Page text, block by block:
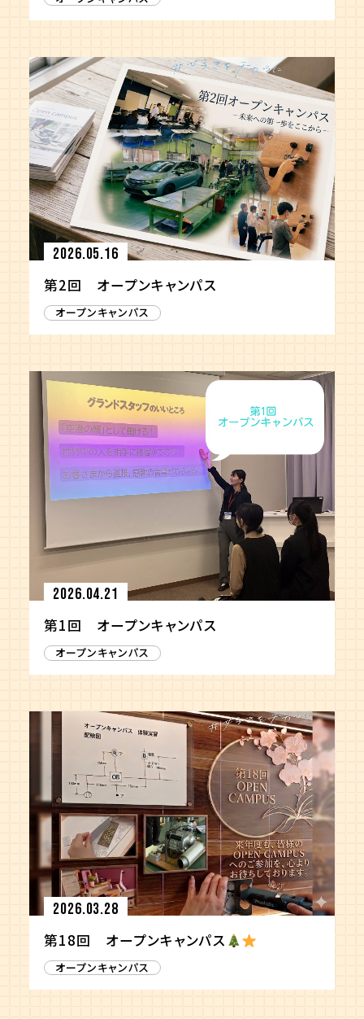
2026.05.16
第2回 オープンキャンパス
オープンキャンパス
2026.04.21
第1回 オープンキャンパス
オープンキャンパス
2026.03.28
第18回 オープンキャンパス
オープンキャンパス